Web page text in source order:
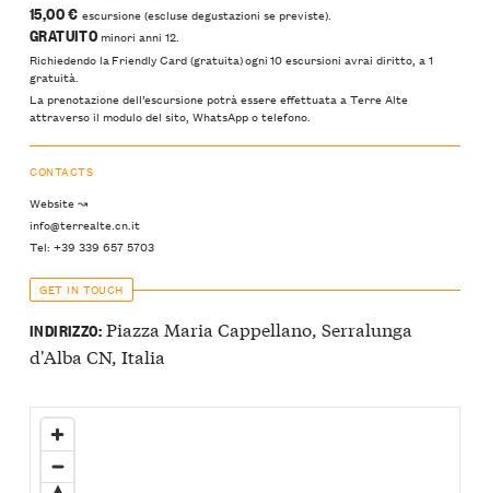
15,00 € escursione (escluse degustazioni se previste).
GRATUITOminori anni 12.
Richiedendo la Friendly Card (gratuita) ogni 10 escursioni avrai diritto, a 1
gratuità.
La prenotazione dell’escursione potrà essere effettuata a Terre Alte
attraverso il modulo del sito, WhatsApp o telefono.
CONTACTS
Website ↝
info@terrealte.cn.it
Tel: +39 339 657 5703
GET IN TOUCH
INDIRIZZO:Piazza Maria Cappellano, Serralunga
d'Alba CN, Italia